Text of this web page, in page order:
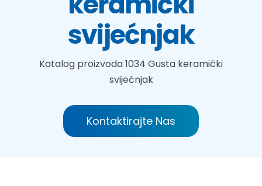
svijećnjak
Katalog proizvoda1034 Gusta keramički
svijećnjak
Kontaktirajte Nas